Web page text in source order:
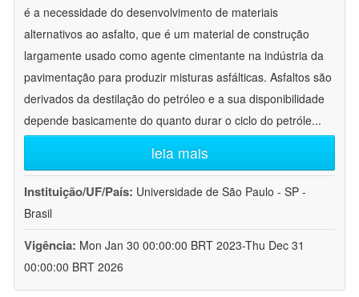
é a necessidade do desenvolvimento de materiais
alternativos ao asfalto, que é um material de construção
largamente usado como agente cimentante na indústria da
pavimentação para produzir misturas asfálticas. Asfaltos são
derivados da destilação do petróleo e a sua disponibilidade
depende basicamente do quanto durar o ciclo do petróle...
leia mais
Instituição/UF/País: Universidade de São Paulo - SP -
Brasil
Vigência: Mon Jan 30 00:00:00 BRT 2023-Thu Dec 31
00:00:00 BRT 2026